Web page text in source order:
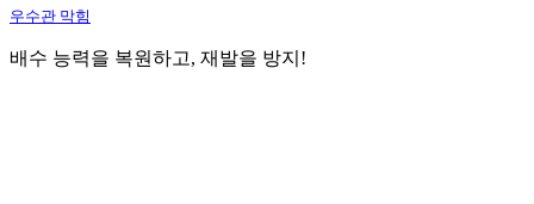
우수관 막힘
배수 능력을 복원하고, 재발을 방지!